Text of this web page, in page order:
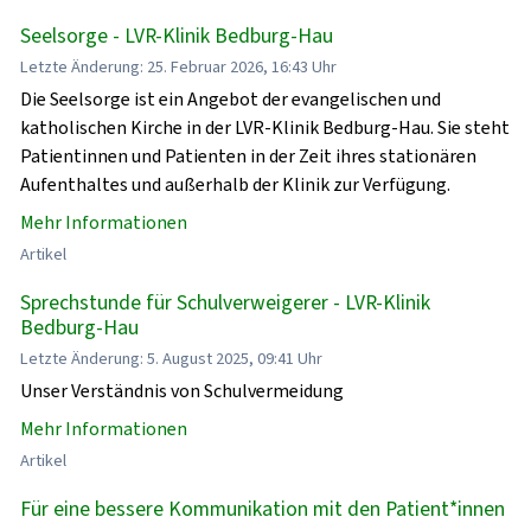
Seelsorge - LVR-Klinik Bedburg-Hau
Letzte Änderung: 25. Februar 2026, 16:43 Uhr
Die Seelsorge ist ein Angebot der evangelischen und
katholischen Kirche in der LVR-Klinik Bedburg-Hau. Sie steht
Patientinnen und Patienten in der Zeit ihres stationären
Aufenthaltes und außerhalb der Klinik zur Verfügung.
Mehr Informationen
Artikel
Sprechstunde für Schulverweigerer - LVR-Klinik
Bedburg-Hau
Letzte Änderung: 5. August 2025, 09:41 Uhr
Unser Verständnis von Schulvermeidung
Mehr Informationen
Artikel
Für eine bessere Kommunikation mit den Patient*innen